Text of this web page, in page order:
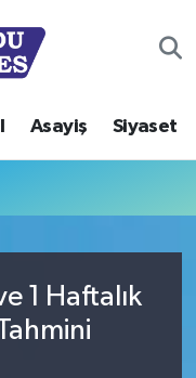
Asayiş Siyaset
1 Haftalık